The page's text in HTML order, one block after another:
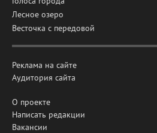
Лесное озеро
Весточка с передовой
Реклама на сайте
Аудитория сайта
О проекте
Написать редакции
Вакансии